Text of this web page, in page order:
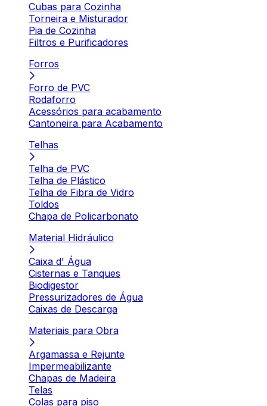
Cubas para Cozinha
Torneira e Misturador
Pia de Cozinha
Filtros e Purificadores
Forros
Forro de PVC
Rodaforro
Acessórios para acabamento
Cantoneira para Acabamento
Telhas
Telha de PVC
Telha de Plástico
Telha de Fibra de Vidro
Toldos
Chapa de Policarbonato
Material Hidráulico
Caixa d' Água
Cisternas e Tanques
Biodigestor
Pressurizadores de Água
Caixas de Descarga
Materiais para Obra
Argamassa e Rejunte
Impermeabilizante
Chapas de Madeira
Telas
Colas para piso